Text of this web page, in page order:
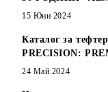
15 Юни 2024
Каталог за
PRECISION:
24 Май 2024